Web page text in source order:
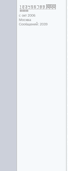
с окт 2006
Москва
Сообщений: 2039